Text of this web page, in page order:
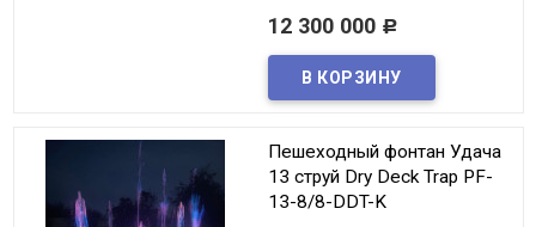
12 300 000 Р
Пешеходный фонтан Удача
13 струй Dry Deck Trap PF-
13-8/8-DDT-K